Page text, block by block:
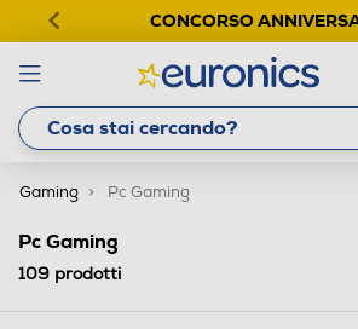
CONCORSO
Gaming Pc Gaming
Pc Gaming
109 prodotti